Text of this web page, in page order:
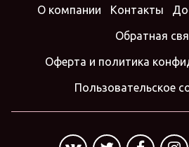
О компании Контакты
Обратная
Оферта и политика
Пользовательское